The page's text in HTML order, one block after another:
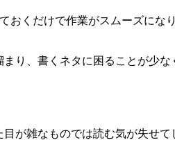
くだけで作業がスムーズに
り、書くネタに困ることが少
が雑なものでは読む気が失せ